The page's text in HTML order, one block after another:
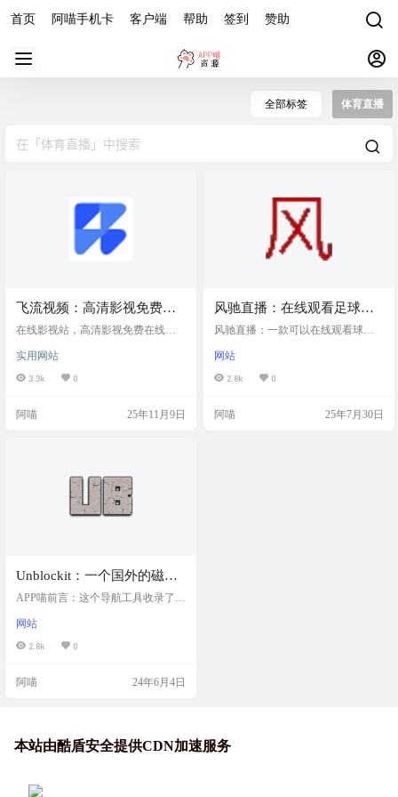
首页 阿喵手机卡 客户端 帮助 签到 赞助
全部标签 体育直播
飞流视频：高清影视免费在
线观看，电影，动漫，综
说，短剧
在线影视站，高清影视免费在线观
视剧，电影解说，短剧 网站截图 网
站链接
实用网站
3.3k 0
阿喵 25年11月9日
风驰直播：在线观看足球、
篮球等体育项目的包括直
风驰直播：一款可以在线观看球类
看NBA、CBA、英超、西甲、意
甲、德甲、法甲等多种联赛的实时
等体育项目的包括直播、视频录
网站
2.8k 0
阿喵 25年7月30日
Unblockit：一个国外的磁力
种子导航网站
APP喵前言：这个导航工具收录了众
ateBay、YTS、EZTV 和 1337x 等，
它们各自以提供电影、电视节目、
ojaDirecta 等体育赛事直播网站的代
网站
2.8k 0
阿喵 24年6月4日
本站由酷盾安全提供CDN加速服务